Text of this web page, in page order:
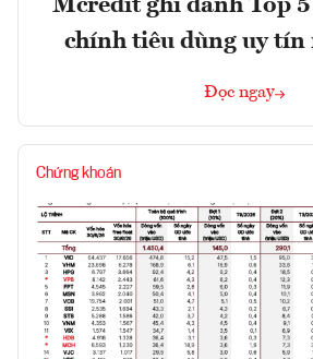
Mcredit ghi danh Top
chính tiêu dùng uy tín
Đọc ngay
Chứng khoán